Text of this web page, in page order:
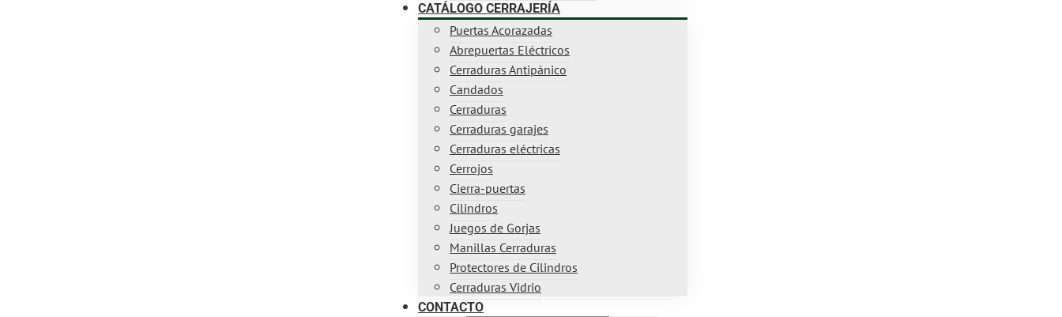
CATÁLOGO CERRAJERÍA
Puertas Acorazadas
Abrepuertas Eléctricos
Cerraduras Antipánico
Candados
Cerraduras
Cerraduras garajes
Cerraduras eléctricas
Cerrojos
Cierra-puertas
Cilindros
Juegos de Gorjas
Manillas Cerraduras
Protectores de Cilindros
Cerraduras Vidrio
CONTACTO